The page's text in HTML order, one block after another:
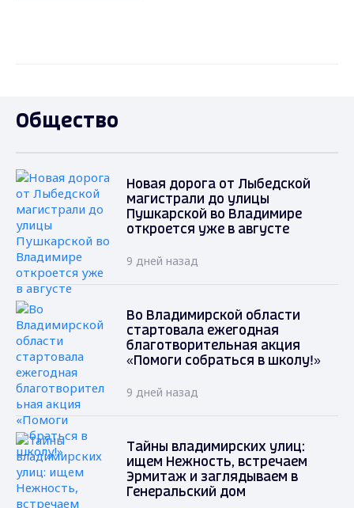
Общество
Новая дорога от Лыбедской
магистрали до улицы
Пушкарской во Владимире
откроется уже в августе
9 дней назад
Во Владимирской области
стартовала ежегодная
благотворительная акция
«Помоги собраться в школу!»
9 дней назад
Тайны владимирских улиц:
ищем Нежность, встречаем
Эрмитаж и заглядываем в
Генеральский дом